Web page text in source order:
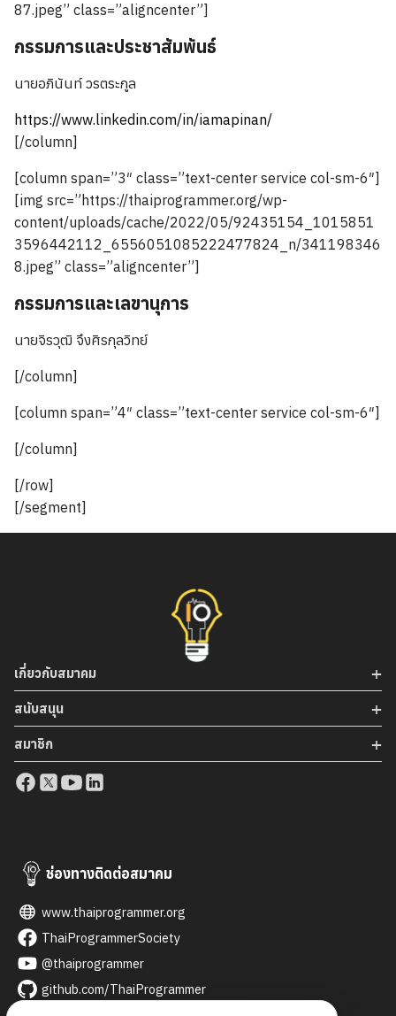
87.jpeg” class=”aligncenter”]
กรรมการและประชาสัมพันธ์
นายอภินันท์ วรตระกูล
https://www.linkedin.com/in/iamapinan/
[/column]
[column span=”3″ class=”text-center service col-sm-6″]
[img src=”https://thaiprogrammer.org/wp-
content/uploads/cache/2022/05/92435154_1015851
3596442112_6556051085222477824_n/341198346
8.jpeg” class=”aligncenter”]
กรรมการและเลขานุการ
นายจิรวุฒิ จึงศิรกุลวิทย์
[/column]
[column span=”4″ class=”text-center service col-sm-6″]
[/column]
[/row]
[/segment]
เกี่ยวกับสมาคม
สนับสนุน
สมาชิก
ช่องทางติดต่อสมาคม
www.thaiprogrammer.org
ThaiProgrammerSociety
@thaiprogrammer
github.com/ThaiProgrammer